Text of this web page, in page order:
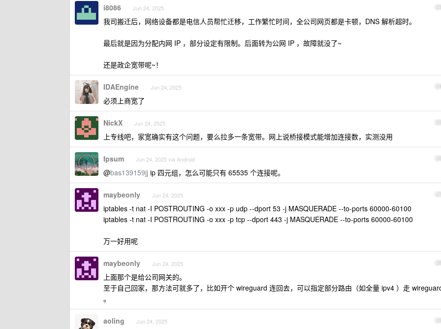
23
i8086 Jun 24, 2025
我司搬迁后，网络设备都是电信人员帮忙迁移，工作繁忙时间，全公司网页都是卡顿，DNS 解析超时。
最后就是因为分配内网 IP ，部分设定有限制。后面转为公网 IP ，故障就没了~
还是政企宽带呢~！
24
IDAEngine Jun 24, 2025
必须上商宽了
25
NickX Jun 24, 2025
上专线吧，家宽确实有这个问题，要么拉多一条宽带。网上说桥接模式能增加连接数，实测没用
26
Ipsum Jun 24, 2025 via Android
@bas139159jj ip 四元组，怎么可能只有 65535 个连接呢。
27
maybeonly Jun 24, 2025
iptables -t nat -I POSTROUTING -o xxx -p udp --dport 53 -j MASQUERADE --to-ports 60000-60100
iptables -t nat -I POSTROUTING -o xxx -p tcp --dport 443 -j MASQUERADE --to-ports 60000-60100
万一好用呢
28
maybeonly Jun 24, 2025
上面那个是给公司网关的。
至于自己回家，那方法可就多了，比如开个 wireguard 连回去，可以指定部分路由（如全量 ipv4 ）走
。
29
aoling Jun 24, 2025